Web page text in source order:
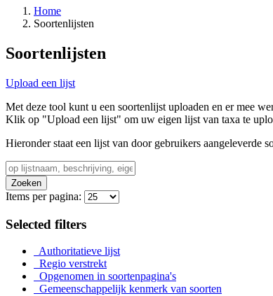
Home
Soortenlijsten
Soortenlijsten
Upload een lijst
Met deze tool kunt u een soortenlijst uploaden en er mee
Klik op "Upload een lijst" om uw eigen lijst van taxa te
Hieronder staat een lijst van door gebruikers aangeleverde
Zoeken
Items per pagina:
Selected filters
Authoritatieve lijst
Regio verstrekt
Opgenomen in soortenpagina's
Gemeenschappelijk kenmerk van soorten